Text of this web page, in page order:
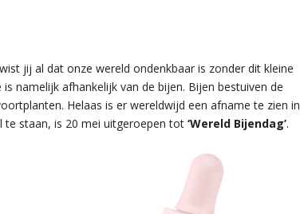
jij al dat onze wereld ondenkbaar is zonder dit kleine
namelijk afhankelijk van de bijen. Bijen bestuiven de
Helaas is er wereldwijd een afname te zien in
te staan, is 20 mei uitgeroepen tot ‘Wereld Bijendag’.